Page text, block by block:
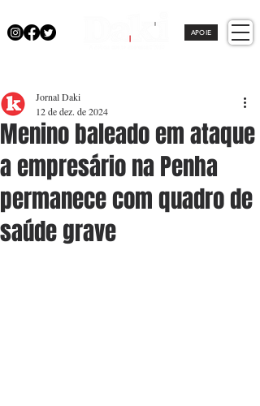
APOIE
Menino baleado em ataque
a empresário na Penha
permanece com quadro de
saúde grave
Jornal Daki
12 de dez. de 2024